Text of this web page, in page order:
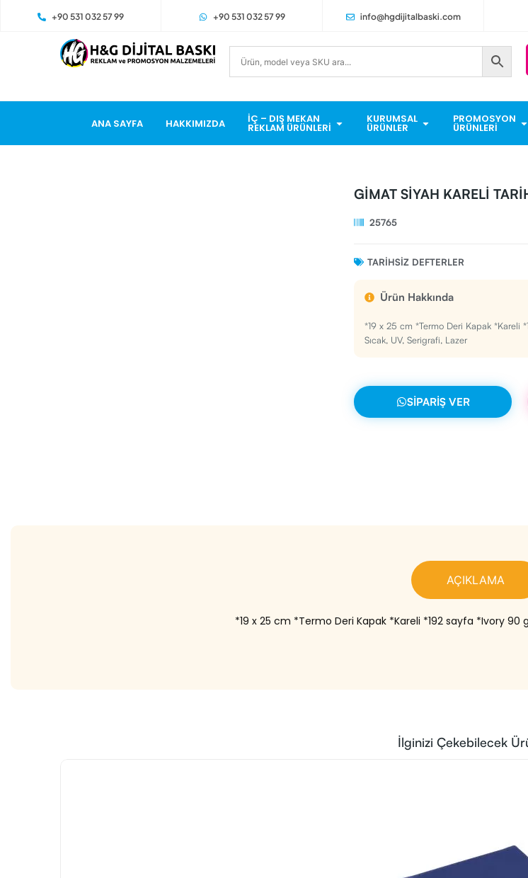
+90 531 032 57 99 +90 531 032 57 99 info@hgdijitalbaski.com
ANA SAYFA HAKKIMIZDA İÇ – DIŞ MEKAN
REKLAM ÜRÜNLERI
KURUMSAL
ÜRÜNLER
PROMOSYON
ÜRÜNLERI
GİMAT SİYAH KARELİ
25765
TARIHSIZ DEFTERLER
Ürün Hakkında
*19 x 25 cm *Termo Deri Kapak *Kareli
Sıcak, UV, Serigrafi, Lazer
SIPARIŞ VER
AÇIKLAMA
*19 x 25 cm *Termo Deri Kapak *Kareli *192 sayfa *Ivory 90 gr
İlginizi Çekebilecek